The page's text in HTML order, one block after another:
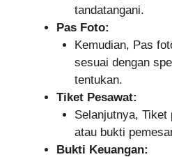
tandatangani.
Pas Foto:
Kemudian, Pas
sesuai dengan
tentukan.
Tiket Pesawat:
Selanjutnya, Tiket
atau bukti
Bukti Keuangan: